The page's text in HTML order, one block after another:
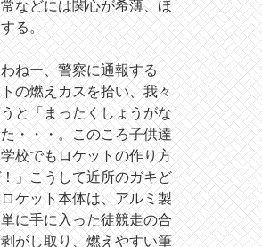
などには関心が希薄、ほ
る。
ねー、警察に通報する
の燃えカスを拾い、我々
と「まったくしょうがな
・・・。このころ子供達
校でもロケットの作り方
」こうして近所のガキど
ケット本体は、アルミ製
に手に入った徒競走の合
がし取り、燃えやすい筆